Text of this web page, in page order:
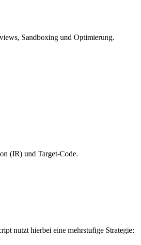
Sandboxing und Optimierung.
(IR) und Target-Code.
nutzt hierbei eine mehrstufige Strategie: